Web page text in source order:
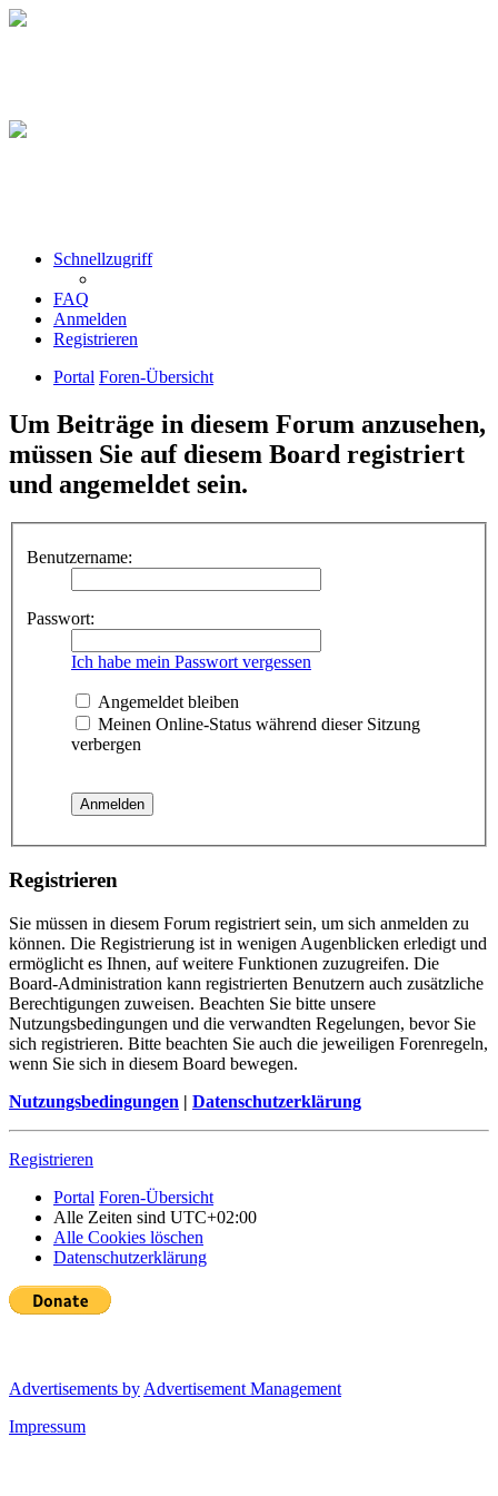
Schnellzugriff
FAQ
Anmelden
Registrieren
Portal Foren-Übersicht
Um Beiträge in diesem Forum anzusehen,
müssen Sie auf diesem Board registriert
und angemeldet sein.
Benutzername:
Passwort:
Ich habe mein Passwort vergessen
Angemeldet bleiben
Meinen Online-Status während dieser Sitzung
verbergen
Registrieren
Sie müssen in diesem Forum registriert sein, um sich anmelden zu
können. Die Registrierung ist in wenigen Augenblicken erledigt und
ermöglicht es Ihnen, auf weitere Funktionen zuzugreifen. Die
Board-Administration kann registrierten Benutzern auch zusätzliche
Berechtigungen zuweisen. Beachten Sie bitte unsere
Nutzungsbedingungen und die verwandten Regelungen, bevor Sie
sich registrieren. Bitte beachten Sie auch die jeweiligen Forenregeln,
wenn Sie sich in diesem Board bewegen.
Nutzungsbedingungen | Datenschutzerklärung
Registrieren
Portal Foren-Übersicht
Alle Zeiten sind UTC+02:00
Alle Cookies löschen
Datenschutzerklärung
Advertisements by Advertisement Management
Impressum